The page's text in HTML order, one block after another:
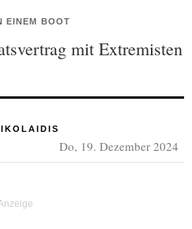
EINEM BOOT
mit Extremisten
Do, 19. Dezember 2024